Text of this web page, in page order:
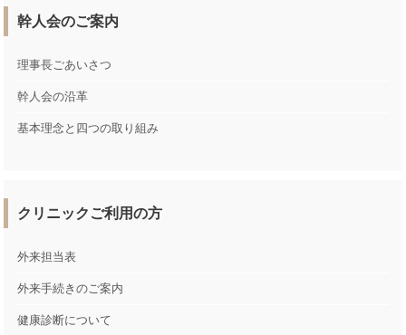
幹人会のご案内
理事長ごあいさつ
幹人会の沿革
基本理念と四つの取り組み
クリニックご利用の方
外来担当表
外来手続きのご案内
健康診断について